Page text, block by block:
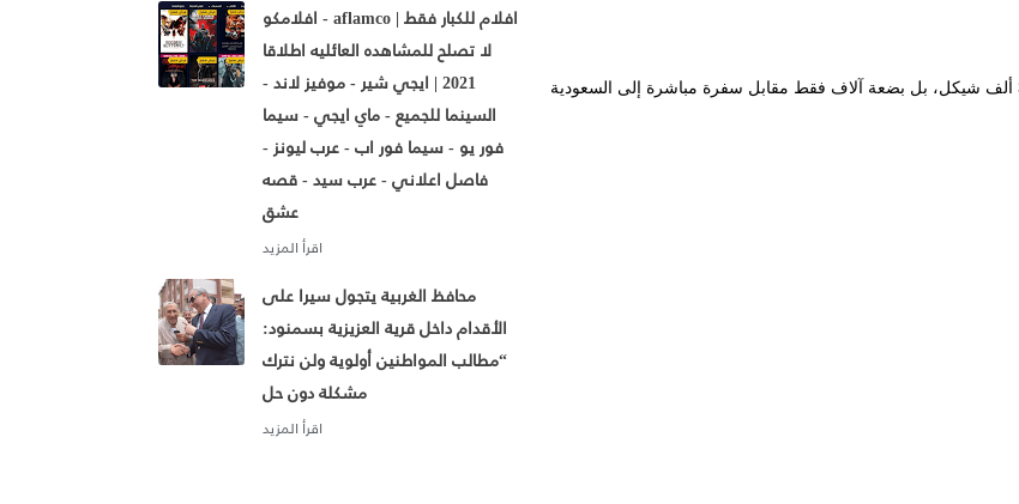
وأضاف: أن الحجاج لن يضطروا في أعقاب ذلك إلى دفع 35 ألف شيكل، بل بضعة آلاف فقط مقابل سفرة مباشرة إلى السعودية
افلامكو - aflamco | افلام للكبار فقط
لا تصلح للمشاهده العائليه اطلاقا
2021 | ايجي شير - موفيز لاند -
السينما للجميع - ماي ايجي - سيما
فور يو - سيما فور اب - عرب ليونز -
فاصل اعلاني - عرب سيد - قصه
عشق
محافظ الغربية يتجول سيرا على
الأقدام داخل قرية العزيزية بسمنود:
“مطالب المواطنين أولوية ولن نترك
مشكلة دون حل